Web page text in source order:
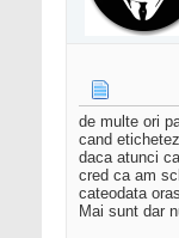
de multe ori
cand
daca atunci
cred ca am
cateodata
Mai sunt dar